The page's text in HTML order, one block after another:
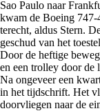
Sao Paulo naar
kwam de Boeing 747-
terecht, aldus Stern.
geschud van het
Door de heftige
en een trolley door de
Na ongeveer een
in het tijdschrift. Het
doorvliegen naar de